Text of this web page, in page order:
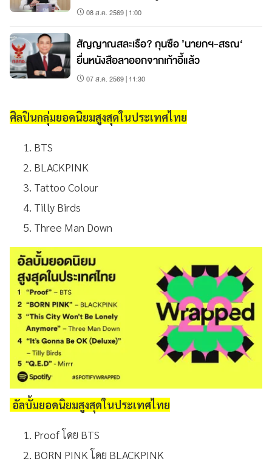
08 ส.ค. 2569 | 1:00
สัญญาณสละเรือ? กุนซือ ’นายกฯ-สรณ‘
ยื่นหนังสือลาออกจากเก้าอี้แล้ว
07 ส.ค. 2569 | 11:30
ศิลปินกลุ่มยอดนิยมสูงสุดในประเทศไทย
BTS
BLACKPINK
Tattoo Colour
Tilly Birds
Three Man Down
อัลบั้มยอดนิยมสูงสุดในประเทศไทย
Proof โดย BTS
BORN PINK โดย BLACKPINK